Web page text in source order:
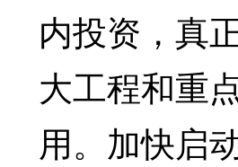
内投资，真
大工程和重
用。加快启